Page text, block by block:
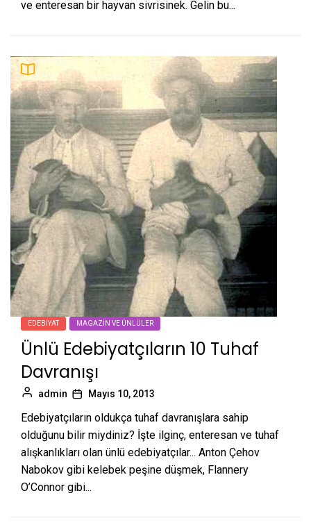
ve enteresan bir hayvan sivrisinek. Gelin bu...
EDEBIYAT MAGAZIN VE ÜNLÜLER
Ünlü Edebiyatçıların 10 Tuhaf
Davranışı
admin Mayıs 10, 2013
Edebiyatçıların oldukça tuhaf davranışlara sahip
olduğunu bilir miydiniz? İşte ilginç, enteresan ve tuhaf
alışkanlıkları olan ünlü edebiyatçılar... Anton Çehov
Nabokov gibi kelebek peşine düşmek, Flannery
O’Connor gibi...